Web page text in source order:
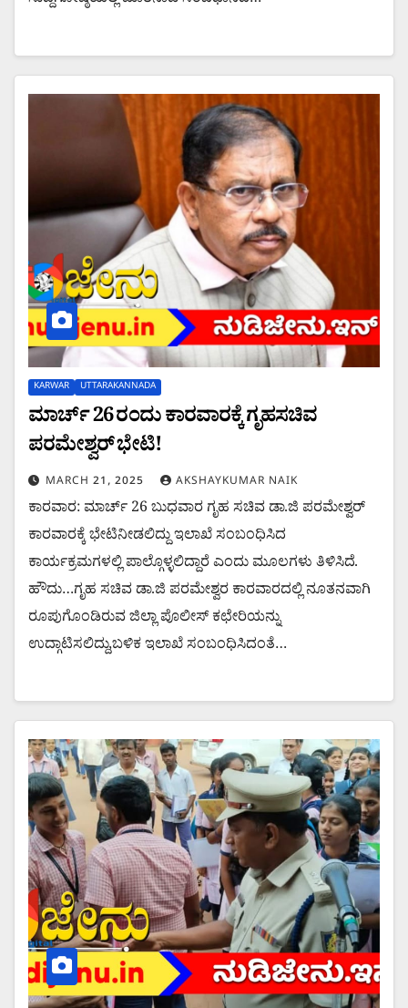
KARWAR UTTARAKANNADA
ಮಾರ್ಚ್ 26 ರಂದು ಕಾರವಾರಕ್ಕೆ ಗೃಹಸಚಿವ
ಪರಮೇಶ್ವರ್ ಭೇಟಿ!
MARCH 21, 2025 AKSHAYKUMAR NAIK
ಕಾರವಾರ: ಮಾರ್ಚ್ 26 ಬುಧವಾರ ಗೃಹ ಸಚಿವ ಡಾ.ಜಿ ಪರಮೇಶ್ವರ್
ಕಾರವಾರಕ್ಕೆ ಭೇಟಿನೀಡಲಿದ್ದು ಇಲಾಖೆ ಸಂಬಂಧಿಸಿದ
ಕಾರ್ಯಕ್ರಮಗಳಲ್ಲಿ ಪಾಲ್ಗೊಳ್ಳಲಿದ್ದಾರೆ ಎಂದು ಮೂಲಗಳು ತಿಳಿಸಿದೆ.
ಹೌದು…ಗೃಹ ಸಚಿವ ಡಾ.ಜಿ ಪರಮೇಶ್ವರ ಕಾರವಾರದಲ್ಲಿ ನೂತನವಾಗಿ
ರೂಪುಗೊಂಡಿರುವ ಜಿಲ್ಲಾ ಪೊಲೀಸ್ ಕಛೇರಿಯನ್ನು
ಉದ್ಗಾಟಿಸಲಿದ್ದು,ಬಳಿಕ ಇಲಾಖೆ ಸಂಬಂಧಿಸಿದಂತೆ…